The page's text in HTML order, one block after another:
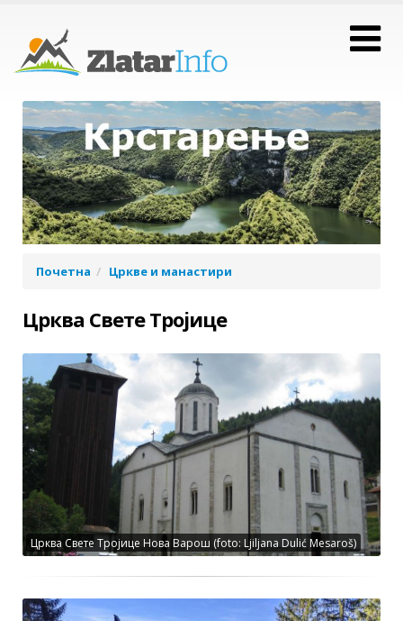
Почетна Цркве и манастири
Црква Свете Тројице
Црква Свете Тројице Нова Варош (foto: Ljiljana Dulić Mesaroš)